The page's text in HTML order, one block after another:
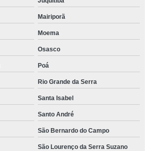
Mairiporã
Moema
Osasco
Poá
Rio Grande da Serra
Santa Isabel
Santo André
São Bernardo do Campo
São Lourenço da Serra Suzano